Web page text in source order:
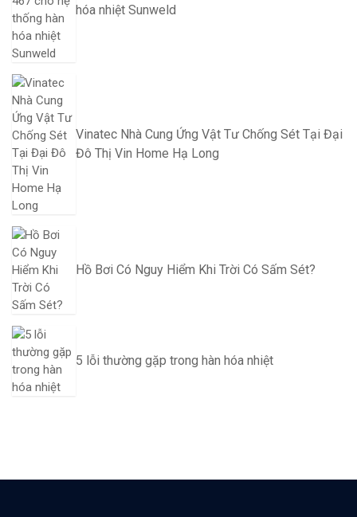
hóa nhiệt Sunweld
Vinatec Nhà Cung Ứng Vật Tư Chống Sét Tại Đại
Đô Thị Vin Home Hạ Long
Hồ Bơi Có Nguy Hiểm Khi Trời Có Sấm Sét?
5 lỗi thường gặp trong hàn hóa nhiệt